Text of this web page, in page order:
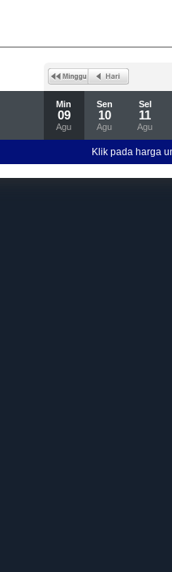
Min
09
Agu
Sen
10
Agu
Sel
11
Agu
Klik pada harga